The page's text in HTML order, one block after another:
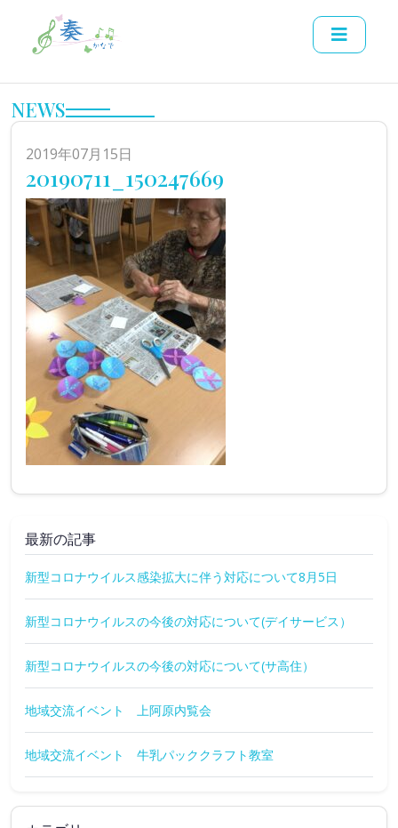
NEWS
2019年07月15日
20190711_150247669
最新の記事
新型コロナウイルス感染拡大に伴う対応について8月5日
新型コロナウイルスの今後の対応について(デイサービス）
新型コロナウイルスの今後の対応について(サ高住）
地域交流イベント 上阿原内覧会
地域交流イベント 牛乳パッククラフト教室